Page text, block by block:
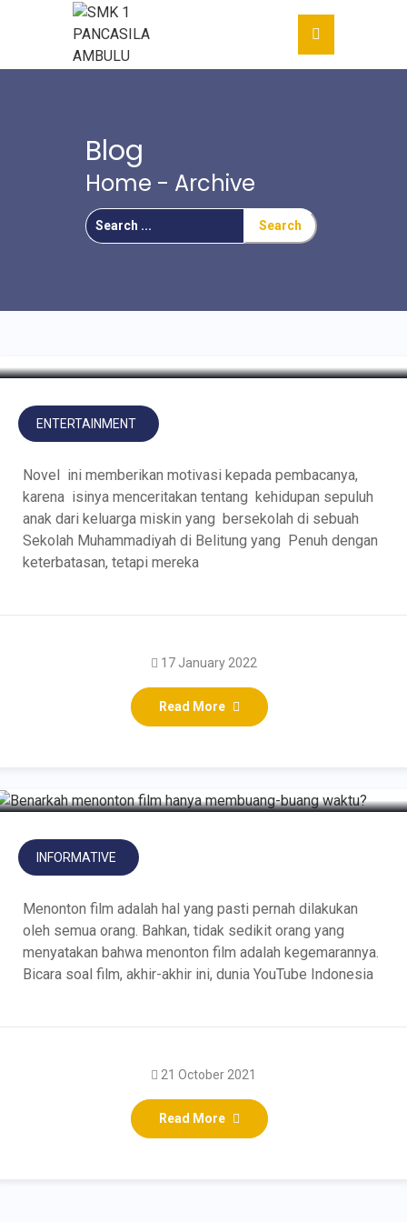
Blog
Home - Archive
Search
For
Novel Laskar Pelangi?
ENTERTAINMENT
Novel ini memberikan motivasi kepada pembacanya,
karena isinya menceritakan tentang kehidupan sepuluh
anak dari keluarga miskin yang bersekolah di sebuah
Sekolah Muhammadiyah di Belitung yang Penuh dengan
keterbatasan, tetapi mereka
Read More
17 January 2022
Benarkah menonton film
hanya membuang-buang
INFORMATIVE
Menonton film adalah hal yang pasti pernah dilakukan
oleh semua orang. Bahkan, tidak sedikit orang yang
menyatakan bahwa menonton film adalah kegemarannya.
Bicara soal film, akhir-akhir ini, dunia YouTube Indonesia
Read More
21 October 2021